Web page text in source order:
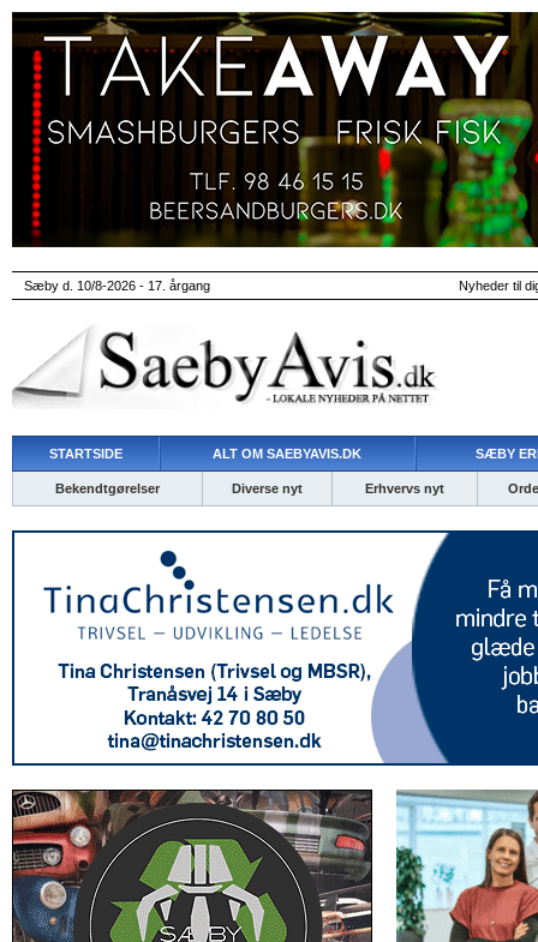
Sæby d. 10/8-2026 - 17. årgang Nyheder til
STARTSIDE ALT OM SAEBYAVIS.DK SÆBY
Bekendtgørelser Diverse nyt Erhvervs nyt